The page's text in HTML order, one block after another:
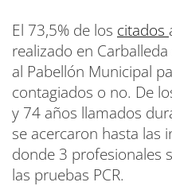
El 73,5% de los citados
realizado en
al Pabellón Municipal
contagiados o no. De
y 74 años llamados
se acercaron hasta las
donde 3 profesionales
las pruebas PCR.